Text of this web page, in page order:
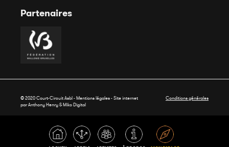
Partenaires
© 2020 Court-Circuit Asbl - Mentions légales - Site internet
par Anthony Henry &Miko Digital
Conditions générales